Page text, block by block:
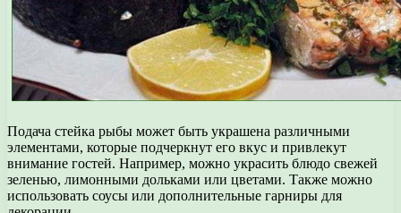
Подача стейка рыбы может быть украшена различными
элементами, которые подчеркнут его вкус и привлекут
внимание гостей. Например, можно украсить блюдо свежей
зеленью, лимонными дольками или цветами. Также можно
использовать соусы или дополнительные гарниры для